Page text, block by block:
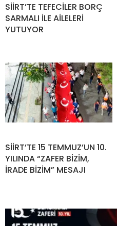
SİİRT’TE TEFECİLER BORÇ
SARMALI İLE AİLELERİ
YUTUYOR
SİİRT’TE 15 TEMMUZ’UN 10.
YILINDA “ZAFER BİZİM,
İRADE BİZİM” MESAJI